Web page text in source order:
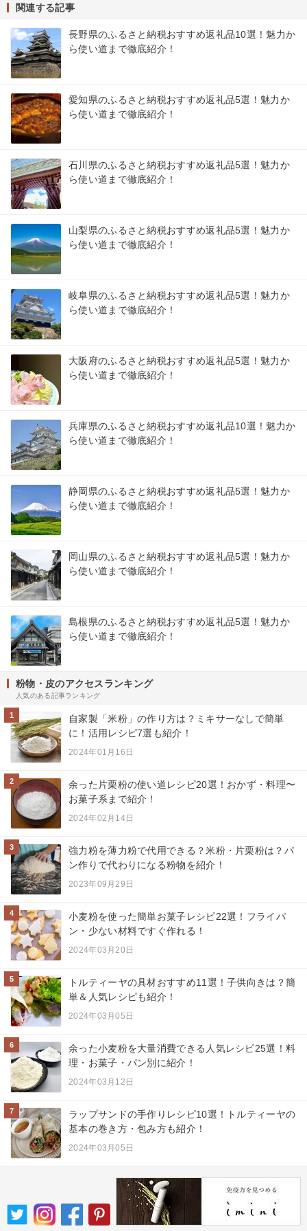
関連する記事
長野県のふるさと納税おすすめ返礼品10選！魅力か
ら使い道まで徹底紹介！
愛知県のふるさと納税おすすめ返礼品5選！魅力か
ら使い道まで徹底紹介！
石川県のふるさと納税おすすめ返礼品5選！魅力か
ら使い道まで徹底紹介！
山梨県のふるさと納税おすすめ返礼品5選！魅力か
ら使い道まで徹底紹介！
岐阜県のふるさと納税おすすめ返礼品5選！魅力か
ら使い道まで徹底紹介！
大阪府のふるさと納税おすすめ返礼品5選！魅力か
ら使い道まで徹底紹介！
兵庫県のふるさと納税おすすめ返礼品10選！魅力か
ら使い道まで徹底紹介！
静岡県のふるさと納税おすすめ返礼品5選！魅力か
ら使い道まで徹底紹介！
岡山県のふるさと納税おすすめ返礼品5選！魅力か
ら使い道まで徹底紹介！
島根県のふるさと納税おすすめ返礼品5選！魅力か
ら使い道まで徹底紹介！
粉物・皮のアクセスランキング
人気のある記事ランキング
1
自家製「米粉」の作り方は？ミキサーなしで簡単
に！活用レシピ7選も紹介！
2024年01月16日
2
余った片栗粉の使い道レシピ20選！おかず・料理〜
お菓子系まで紹介！
2024年02月14日
3
強力粉を薄力粉で代用できる？米粉・片栗粉は？パ
ン作りで代わりになる粉物を紹介！
2023年09月29日
4
小麦粉を使った簡単お菓子レシピ22選！フライパ
ン・少ない材料ですぐ作れる！
2024年03月20日
5
トルティーヤの具材おすすめ11選！子供向きは？簡
単＆人気レシピも紹介！
2024年03月05日
6
余った小麦粉を大量消費できる人気レシピ25選！料
理・お菓子・パン別に紹介！
2024年03月12日
7
ラップサンドの手作りレシピ10選！トルティーヤの
基本の巻き方・包み方も紹介！
2024年03月05日